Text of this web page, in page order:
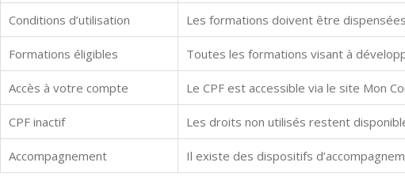
Conditions d’utilisation Les formations doivent être
Formations éligibles Toutes les formations visant à
Accès à votre compte Le CPF est accessible via le site Mon
CPF inactif Les droits non utilisés restent
Accompagnement Il existe des dispositifs